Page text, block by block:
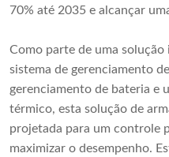
70% até 2035 e alcançar
Como parte de uma solução
sistema de gerenciamento
gerenciamento de bateria e
térmico, esta solução de
projetada para um controle
maximizar o desempenho.